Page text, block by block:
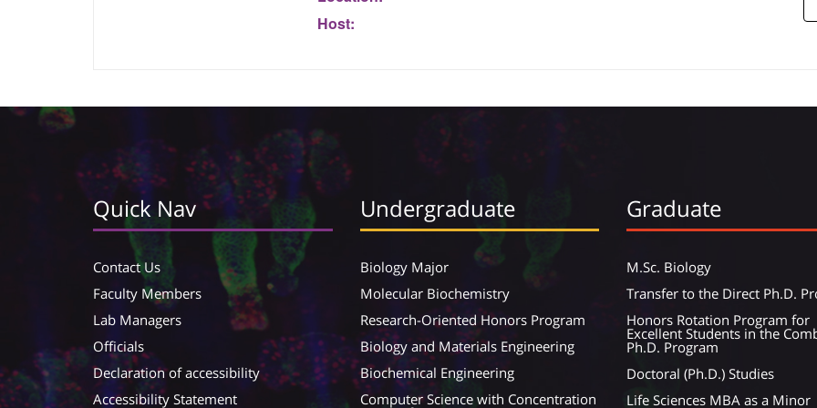
Host:
Quick Nav
Contact Us
Faculty Members
Lab Managers
Officials
Declaration of accessibility
Accessibility Statement
Undergraduate
Biology Major
Molecular Biochemistry
Research-Oriented Honors Program
Biology and Materials Engineering
Biochemical Engineering
Computer Science with Concentration
Graduate
M.Sc. Biology
Transfer to the Direct Ph.D.
Honors Rotation Program for
Excellent Students in the
Ph.D. Program
Doctoral (Ph.D.) Studies
Life Sciences MBA as a Minor